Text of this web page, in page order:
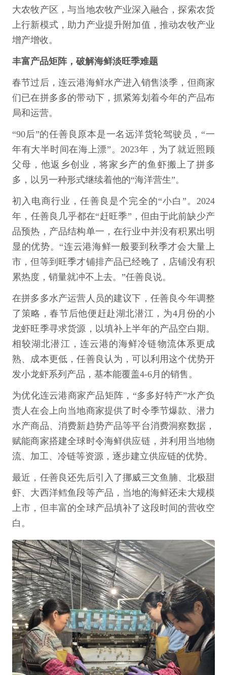
大农牧产区，与当地农牧产业深入融合，探索农货
上行新模式，助力产业提升附加值，推动农牧产业
增产增收。
丰富产品矩阵，破解海鲜淡旺季难题
春节过后，连云港海鲜水产进入销售淡季，但商家
们已在拼多多的带动下，抓紧筹划着今年的产品布
局和运营。
“90后”的任善良原本是一名远洋货轮驾驶员，“一
年有大半时间在海上漂”。2023年，为了就近照顾
父母，他返乡创业，将家乡产的鱼虾搬上了拼多
多，以另一种形式继续着他的“海洋营生”。
初入电商行业，任善良是个完全的“小白”。2024
年，任善良几乎都在“赶旺季”，但由于此前缺少产
品预热，产品结构单一，在行业中并没有积累出明
显的优势。“连云港海鲜一般要到秋季才会大量上
市，但等到旺季才铺排产品已经晚了，店铺没有积
累热度，销量就冲不上去。”任善良说。
在拼多多水产运营人员的建议下，任善良今年调整
了策略，春节后他便赶赴湖北潜江，为4月份的小
龙虾旺季寻求货源，以填补上半年的产品空白期。
相较湖北潜江，连云港的海鲜冷链物流体系更成
熟、成本更低，任善良认为，可以利用这个优势开
发小龙虾系列产品，基本能覆盖4-6月的销售。
为优化连云港商家产品矩阵，“多多好特产”水产负
责人在会上向当地商家提供了时令季节爆款、潜力
水产商品、消费新趋势产品等平台消费洞察数据，
赋能商家搭建全球时令海鲜供应链，并利用当地物
流、加工、冷链等资源，逐步建立供应链的优势。
最近，任善良还先后引入了挪威三文鱼腩、北极甜
虾、大西洋鳕鱼段等产品，当地的海鲜还未大规模
上市，但丰富的全球产品填补了这段时间的营收空
白。